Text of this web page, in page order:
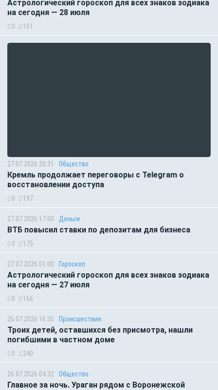
Астрологический гороскоп для всех знаков зодиака
на сегодня — 28 июля
0 161
27.07.2026 20:31 Общество
Кремль продолжает переговоры с Telegram о
восстановлении доступа
0 197
27.07.2026 17:00 Деньги
ВТБ повысил ставки по депозитам для бизнеса
0 175
27.07.2026 01:00 Гороскоп
Астрологический гороскоп для всех знаков зодиака
на сегодня — 27 июля
0 166
26.07.2026 16:35 Происшествия
Троих детей, оставшихся без присмотра, нашли
погибшими в частном доме
0 240
26.07.2026 04:32 Общество
Главное за ночь. Ураган рядом с Воронежской